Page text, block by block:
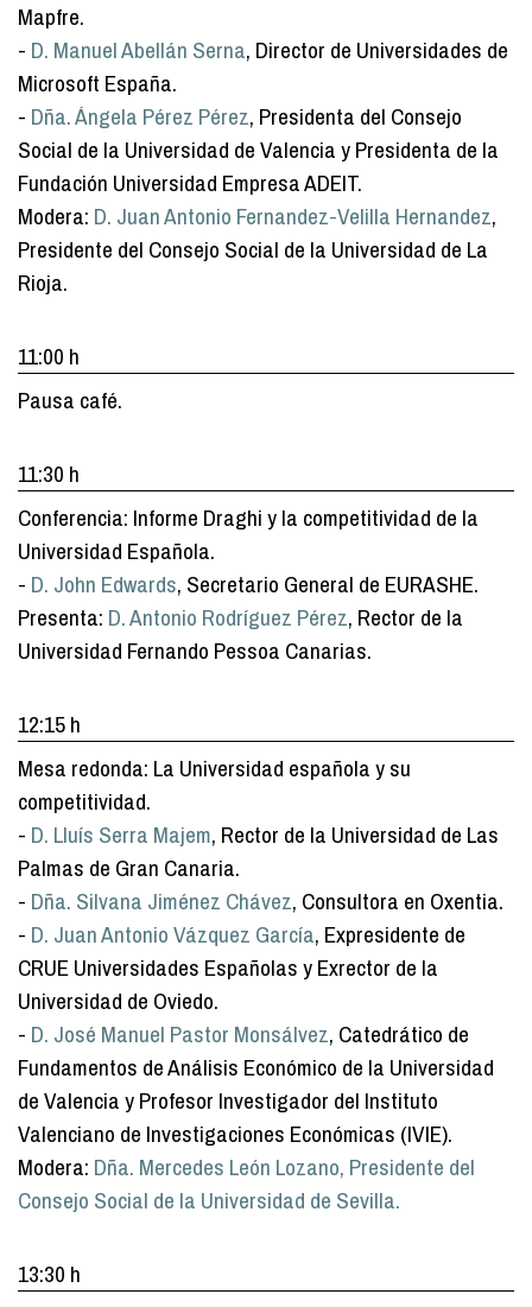
Mapfre.
- D. Manuel Abellán Serna, Director de Universidades de
Microsoft España.
- Dña. Ángela Pérez Pérez, Presidenta del Consejo
Social de la Universidad de Valencia y Presidenta de la
Fundación Universidad Empresa ADEIT.
Modera: D. Juan Antonio Fernandez-Velilla Hernandez,
Presidente del Consejo Social de la Universidad de La
Rioja.
11:00 h
Pausa café.
11:30 h
Conferencia: Informe Draghi y la competitividad de la
Universidad Española.
- D. John Edwards, Secretario General de EURASHE.
Presenta: D. Antonio Rodríguez Pérez, Rector de la
Universidad Fernando Pessoa Canarias.
12:15 h
Mesa redonda: La Universidad española y su
competitividad.
- D. Lluís Serra Majem, Rector de la Universidad de Las
Palmas de Gran Canaria.
- Dña. Silvana Jiménez Chávez, Consultora en Oxentia.
- D. Juan Antonio Vázquez García, Expresidente de
CRUE Universidades Españolas y Exrector de la
Universidad de Oviedo.
- D. José Manuel Pastor Monsálvez, Catedrático de
Fundamentos de Análisis Económico de la Universidad
de Valencia y Profesor Investigador del Instituto
Valenciano de Investigaciones Económicas (IVIE).
Modera: Dña. Mercedes León Lozano, Presidente del
Consejo Social de la Universidad de Sevilla.
13:30 h